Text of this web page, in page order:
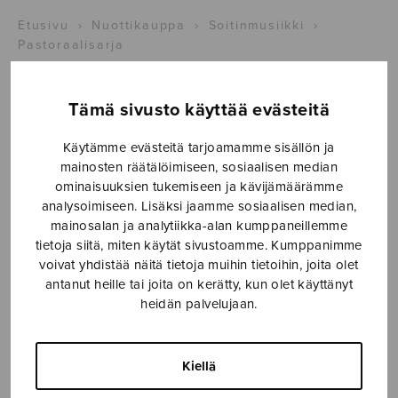
Tämä sivusto käyttää evästeitä
Käytämme evästeitä tarjoamamme sisällön ja
mainosten räätälöimiseen, sosiaalisen median
ominaisuuksien tukemiseen ja kävijämäärämme
analysoimiseen. Lisäksi jaamme sosiaalisen median,
mainosalan ja analytiikka-alan kumppaneillemme
tietoja siitä, miten käytät sivustoamme. Kumppanimme
voivat yhdistää näitä tietoja muihin tietoihin, joita olet
antanut heille tai joita on kerätty, kun olet käyttänyt
heidän palvelujaan.
Kiellä
Etusivu › Nuottikauppa › Soitinmusiikki
›
Pastoraalisarja
Pastoraalisarja
20,50€